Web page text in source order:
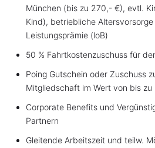
München (bis zu 270,- €), evtl.
Kind), betriebliche
Leistungsprämie (loB)
50 % Fahrtkostenzuschuss für
Poing Gutschein oder Zuschuss
Mitgliedschaft im Wert von bis
Corporate Benefits und
Partnern
Gleitende Arbeitszeit und teilw.